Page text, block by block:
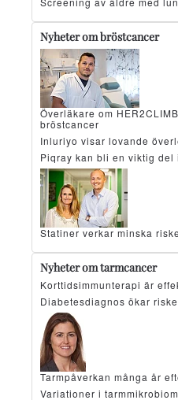
Nyheter om bröstcancer
Överläkare om
bröstcancer
Inluriyo visar lovande
Piqray kan bli en viktig del
Statiner verkar minska
Nyheter om tarmcancer
Korttidsimmunterapi är
Diabetesdiagnos ökar
Tarmpåverkan många år
Variationer i